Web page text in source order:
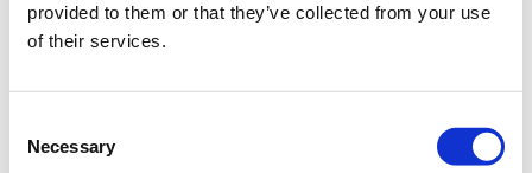
provided to them or that they’ve collected from your use
of their services.
Selection
Necessary
Ben jij enthousiast, leergierig en initiatiefrijk en
onderzoeksinstituut op het gebied van water en
ondergrond? Heb jij daarnaast de passie om bij te